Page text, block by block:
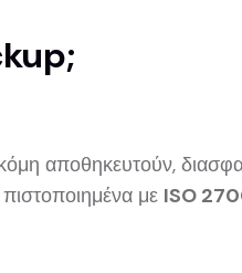
αποθηκευτούν,
με ISO